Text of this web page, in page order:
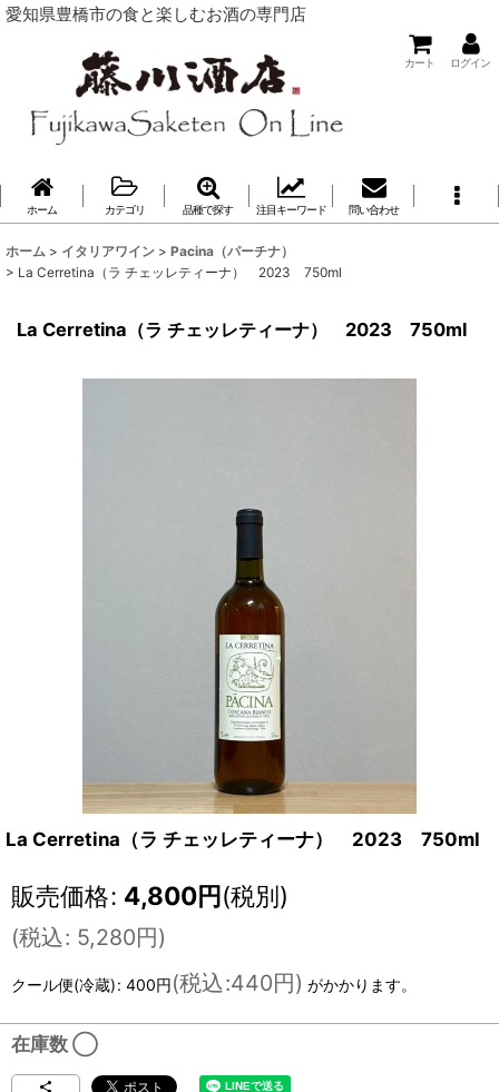
愛知県豊橋市の食と楽しむお酒の専門店
カート ログイン
ホーム カテゴリ 品種で探す 注目キーワード 問い合わせ
ホーム > イタリアワイン > Pacina（パーチナ）
> La Cerretina（ラ チェッレティーナ） 2023 750ml
La Cerretina（ラ チェッレティーナ） 2023 750ml
La Cerretina（ラ チェッレティーナ） 2023 750ml
販売価格: 4,800円(税別)
(税込: 5,280円)
クール便(冷蔵): 400円(税込:440円) がかかります。
在庫数 ◯